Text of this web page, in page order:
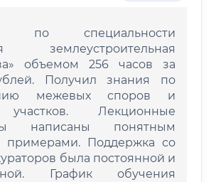
по специальности
землеустроительная
объемом 256 часов за
Получил знания по
межевых споров и
Лекционные
написаны понятным
примерами. Поддержка со
была постоянной и
График обучения